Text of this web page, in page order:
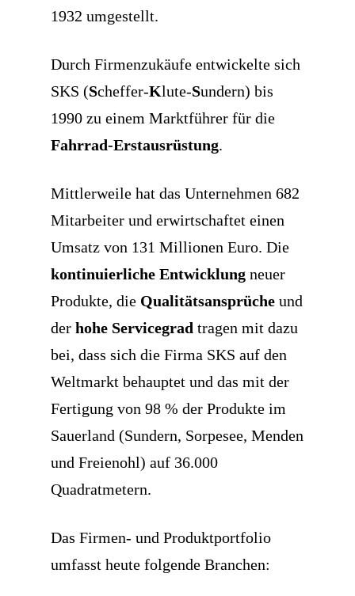
1932 umgestellt.
Durch Firmenzukäufe entwickelte sich
SKS (Scheffer-Klute-Sundern) bis
1990 zu einem Marktführer für die
Fahrrad-Erstausrüstung.
Mittlerweile hat das Unternehmen 682
Mitarbeiter und erwirtschaftet einen
Umsatz von 131 Millionen Euro. Die
kontinuierliche Entwicklung neuer
Produkte, die Qualitätsansprüche und
der hohe Servicegrad tragen mit dazu
bei, dass sich die Firma SKS auf den
Weltmarkt behauptet und das mit der
Fertigung von 98 % der Produkte im
Sauerland (Sundern, Sorpesee, Menden
und Freienohl) auf 36.000
Quadratmetern.
Das Firmen- und Produktportfolio
umfasst heute folgende Branchen: